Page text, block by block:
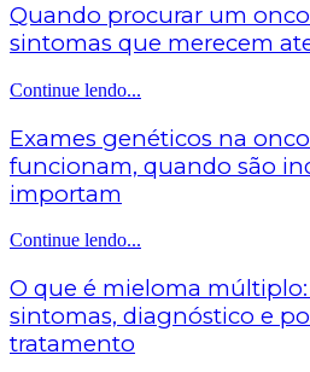
Quando procurar um
sintomas que merecem
Continue lendo...
Exames genéticos na
funcionam, quando são
importam
Continue lendo...
O que é mieloma
sintomas, diagnóstico e
tratamento